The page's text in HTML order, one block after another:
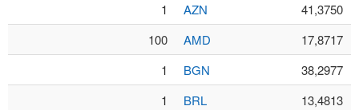
1
AZN
41,3750
100
AMD
17,8717
1
BGN
38,2977
1
BRL
13,4813